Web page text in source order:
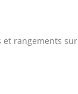
et rangements sur